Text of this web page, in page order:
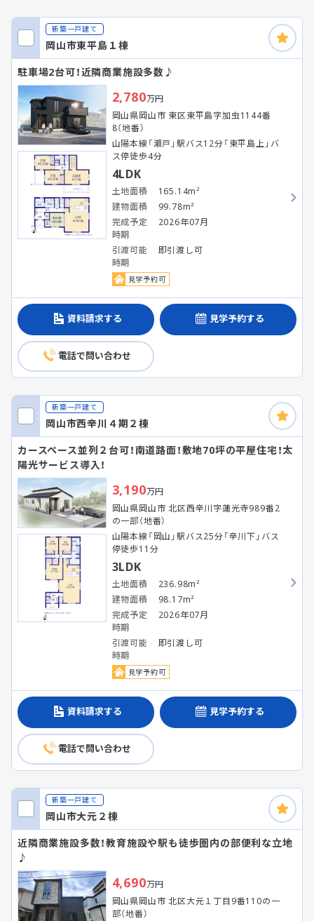
新築一戸建て
岡山市東平島１棟
駐車場2台可！近隣商業施設多数♪
2,780万円
岡山県岡山市 東区東平島字加虫1144番
8（地番）
山陽本線「瀬戸」駅バス12分「東平島上」バ
ス停徒歩4分
4LDK
土地面積
165.14m²
建物面積
99.78m²
完成予定
時期
2026年07月
引渡可能
時期
即引渡し可
見学予約可
資料請求する 見学予約する
電話で問い合わせ
新築一戸建て
岡山市西辛川４期２棟
カースペース並列２台可！南道路面！敷地70坪の平屋住宅！太
陽光サービス導入！
3,190万円
岡山県岡山市 北区西辛川字蓮光寺989番2
の一部（地番）
山陽本線「岡山」駅バス25分「辛川下」バス
停徒歩11分
3LDK
土地面積
236.98m²
建物面積
98.17m²
完成予定
時期
2026年07月
引渡可能
時期
即引渡し可
見学予約可
資料請求する 見学予約する
電話で問い合わせ
新築一戸建て
岡山市大元２棟
近隣商業施設多数！教育施設や駅も徒歩圏内の部便利な立地
♪
4,690万円
岡山県岡山市 北区大元１丁目9番110の一
部（地番）